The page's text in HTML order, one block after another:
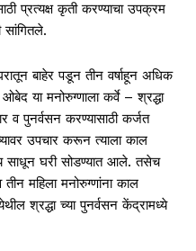
प्रत्यक्ष कृती करण्याचा उपक्रम
सांगितले.
बाहेर पडून तीन वर्षाहून अधिक
या मनोरुग्णाला कर्वे – श्रद्धा
व पुनर्वसन करण्यासाठी कर्जत
उपचार करून त्याला काल
साधून घरी सोडण्यात आले. तसेच
महिला मनोरुग्णांना काल
श्रद्धा च्या पुनर्वसन केंद्रामध्ये